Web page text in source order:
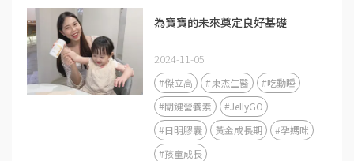
為寶寶的未來奠定良好基礎
2024-11-05
#傑立高 #東杰生醫
#吃動睡
#關鍵營養素
#JellyGO
#日明膠囊
黃金成長期
#孕媽咪
#孩童成長